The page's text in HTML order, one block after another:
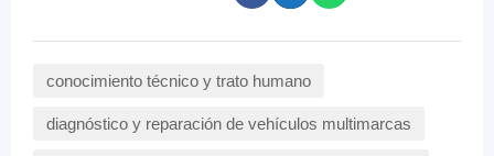
conocimiento técnico y trato humano
diagnóstico y reparación de vehículos multimarcas